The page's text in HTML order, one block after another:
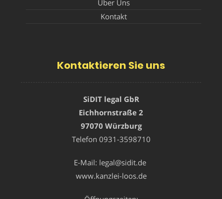
Über Uns
Kontakt
Kontaktieren Sie uns
SiDIT legal GbR
Eichhornstraße 2
97070 Würzburg
Telefon 0931-3598710
E-Mail: legal@sidit.de
www.kanzlei-loos.de